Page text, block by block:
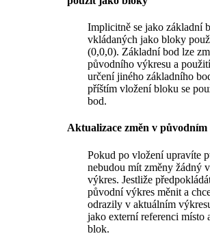
Implicitně se jako základní
vkládaných jako bloky
(0,0,0). Základní bod lze
původního výkresu a
určení jiného základního
příštím vložení bloku se
bod.
Aktualizace změn v
Pokud po vložení upravíte
nebudou mít změny žádný
výkres. Jestliže
původní výkres měnit a
odrazily v aktuálním
jako externí referenci místo
blok.